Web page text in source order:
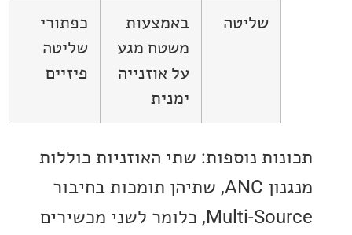
באמצעות
משטח מגע
על אוזנייה
כפתורי
שליטה
פיזיים
נוספות: שתי האוזניות כוללות
מנגנון ANC, שתיהן תומכות בחיבור
Multi-Source, כלומר לשני מכשירים